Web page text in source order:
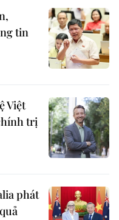
tin
Việt
trị
phát